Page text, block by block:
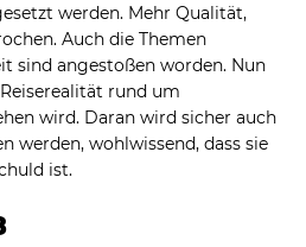
werden. Mehr Qualität,
Auch die Themen
sind angestoßen worden. Nun
rund um
wird. Daran wird sicher auch
werden, wohlwissend, dass sie
ist.